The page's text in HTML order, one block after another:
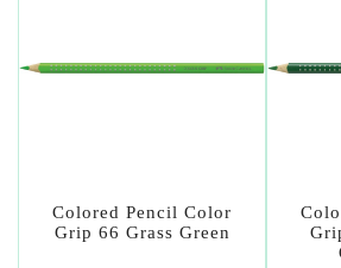
Colored Pencil Color
Grip 66 Grass Green